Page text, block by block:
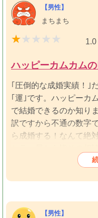
本当にこの相談所で良
ありがとうございました
【男性】
まちまち
1.0
ハッピーカムカムの
｢圧倒的な成婚実績！｣
｢運｣です。ハッピーカ
で結婚できるのか知り
訳ですから不通の数字
ら成婚する！なんて絶
見合い料毎回10000円
成婚実績が圧倒的？？
【男性】